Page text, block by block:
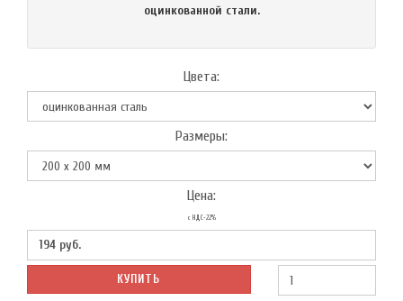
оцинкованной стали.
Цвета:
Размеры:
Цена:
с НДС-22%
194 руб.
КУПИТЬ